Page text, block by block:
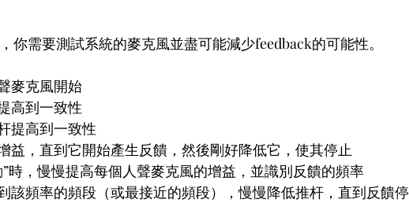
你需要測試系統的麥克風並盡可能減少feedback的可能性。
麥克風開始
高到一致性
提高到一致性
益，直到它開始產生反饋，然後剛好降低它，使其停止
時，慢慢提高每個人聲麥克風的增益，並識別反饋的頻率
該頻率的頻段（或最接近的頻段），慢慢降低推杆，直到反饋停